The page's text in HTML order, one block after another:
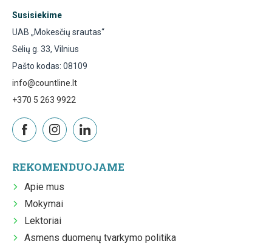
Susisiekime
UAB „Mokesčių srautas“
Sėlių g. 33, Vilnius
Pašto kodas: 08109
info@countline.lt
+370 5 263 9922
REKOMENDUOJAME
Apie mus
Mokymai
Lektoriai
Asmens duomenų tvarkymo politika